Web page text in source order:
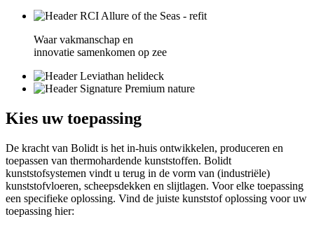
Waar vakmanschap en
innovatie samenkomen op zee
Kies uw toepassing
De kracht van Bolidt is het in-huis ontwikkelen, produceren en
toepassen van thermohardende kunststoffen. Bolidt
kunststofsystemen vindt u terug in de vorm van (industriële)
kunststofvloeren, scheepsdekken en slijtlagen. Voor elke toepassing
een specifieke oplossing. Vind de juiste kunststof oplossing voor uw
toepassing hier: